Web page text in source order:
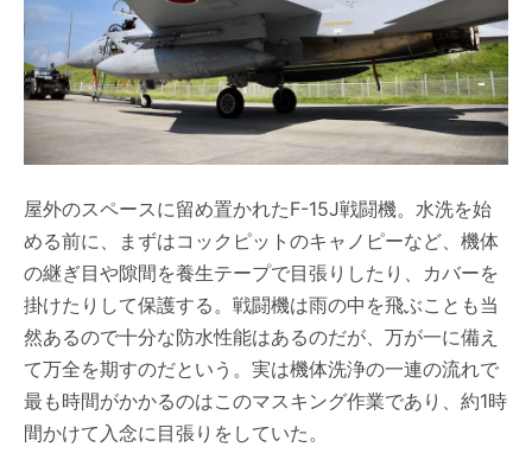
屋外のスペースに留め置かれたF-15J戦闘機。水洗を始
める前に、まずはコックピットのキャノピーなど、機体
の継ぎ目や隙間を養生テープで目張りしたり、カバーを
掛けたりして保護する。戦闘機は雨の中を飛ぶことも当
然あるので十分な防水性能はあるのだが、万が一に備え
て万全を期すのだという。実は機体洗浄の一連の流れで
最も時間がかかるのはこのマスキング作業であり、約1時
間かけて入念に目張りをしていた。